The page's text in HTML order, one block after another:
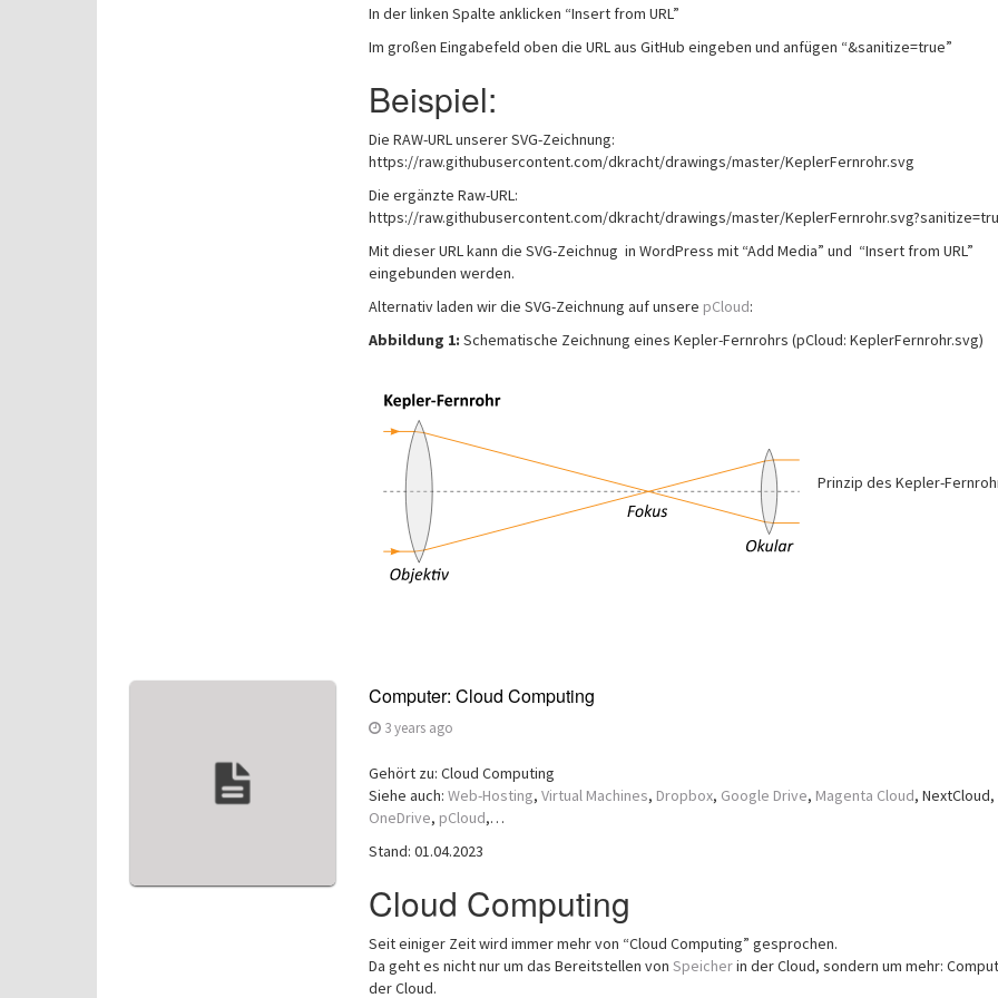
In der linken Spalte anklicken “Insert from URL”
Im großen Eingabefeld oben die URL aus GitHub eingeben und anfügen “&sanitize=true”
Beispiel:
Die RAW-URL unserer SVG-Zeichnung:
https://raw.githubusercontent.com/dkracht/drawings/master/KeplerFernrohr.svg
Die ergänzte Raw-URL:
https://raw.githubusercontent.com/dkracht/drawings/master/
Mit dieser URL kann die SVG-Zeichnug in WordPress mit “Add Media” und “Insert from URL”
eingebunden werden.
Alternativ laden wir die SVG-Zeichnung auf unsere pCloud:
Abbildung 1: Schematische Zeichnung eines Kepler-Fernrohrs (pCloud: KeplerFernrohr.svg)
Prinzip des Kepler-
Computer: Cloud Computing
3 years ago
Gehört zu: Cloud Computing
Siehe auch: Web-Hosting, Virtual Machines, Dropbox, Google Drive, Magenta Cloud, NextCloud,
OneDrive, pCloud,…
Stand: 01.04.2023
Cloud Computing
Seit einiger Zeit wird immer mehr von “Cloud Computing” gesprochen.
Da geht es nicht nur um das Bereitstellen von Speicherin der Cloud, sondern um mehr:
der Cloud.